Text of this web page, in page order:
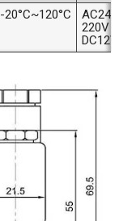
-20°C~120°C
220V